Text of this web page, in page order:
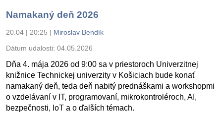
Namakaný deň 2026
20.04 | 20:25 | Miroslav Bendík
Dátum udalosti: 04.05.2026
Dňa 4. mája 2026 od 9:00 sa v priestoroch Univerzitnej
knižnice Technickej univerzity v Košiciach bude konať
namakaný deň, teda deň nabitý prednáškami a workshopmi
o vzdelávaní v IT, programovaní, mikrokontroléroch, AI,
bezpečnosti, IoT a o ďalších témach.